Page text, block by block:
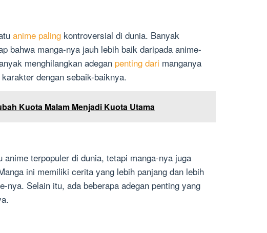
anime paling kontroversial di dunia. Banyak
bahwa manga-nya jauh lebih baik daripada anime-
menghilangkan adegan penting dari manganya
dengan sebaik-baiknya.
Kuota Malam Menjadi Kuota Utama
anime terpopuler di dunia, tetapi manga-nya juga
ini memiliki cerita yang lebih panjang dan lebih
nya. Selain itu, ada beberapa adegan penting yang